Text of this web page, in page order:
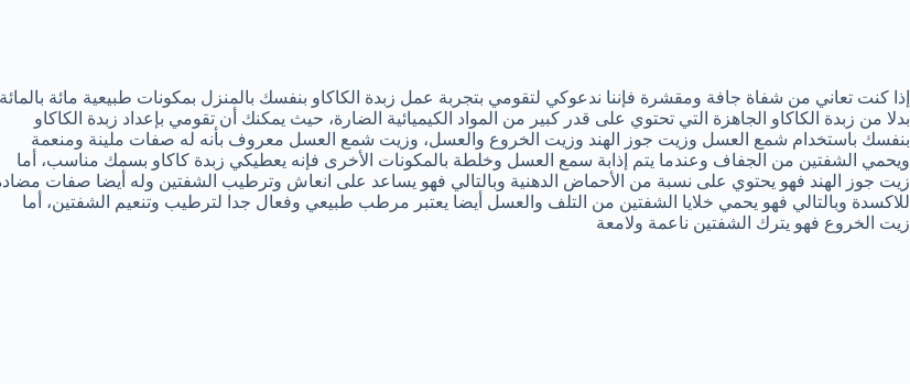
إذا كنت تعاني من شفاة جافة ومقشرة فإننا ندعوكي لتقومي بتجربة عمل زبدة الكاكاو بنفسك بالمنزل بمكونات طبيعية مائة بالمائة
بدلا من زبدة الكاكاو الجاهزة التي تحتوي على قدر كبير من المواد الكيميائية الضارة، حيث يمكنك أن تقومي بإعداد زبدة الكاكاو
بنفسك باستخدام شمع العسل وزيت جوز الهند وزيت الخروع والعسل، وزيت شمع العسل معروف بأنه له صفات ملينة ومنعمة
ويحمي الشفتين من الجفاف وعندما يتم إذابة سمع العسل وخلطة بالمكونات الأخرى فإنه يعطيكي زبدة كاكاو بسمك مناسب، أما
زيت جوز الهند فهو يحتوي على نسبة من الأحماض الدهنية وبالتالي فهو يساعد على انعاش وترطيب الشفتين وله أيضا صفات
للاكسدة وبالتالي فهو يحمي خلايا الشفتين من التلف والعسل أيضا يعتبر مرطب طبيعي وفعال جدا لترطيب وتنعيم الشفتين، أما
زيت الخروع فهو يترك الشفتين ناعمة ولامعة